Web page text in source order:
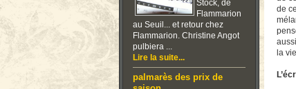
Stock, de
Flammarion
au Seuil... et retour chez
Flammarion. Christine Angot
pulbiera ...
Lire la suite...
palmarès des prix de
de
la